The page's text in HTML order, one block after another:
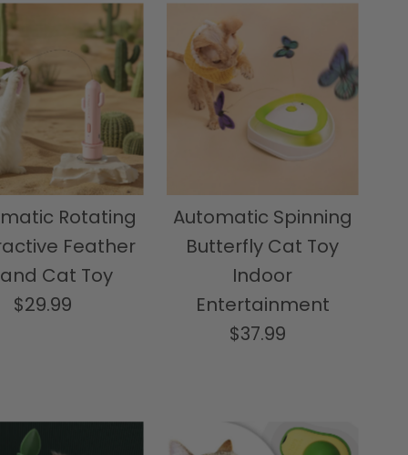
Rotating
Feather
Cat Toy
Normale
$29.99
Automatic Spinning
Butterfly Cat Toy
Indoor
Entertainment
Normale
$37.99